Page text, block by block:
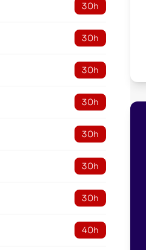
30h
30h
30h
30h
30h
30h
30h
40h